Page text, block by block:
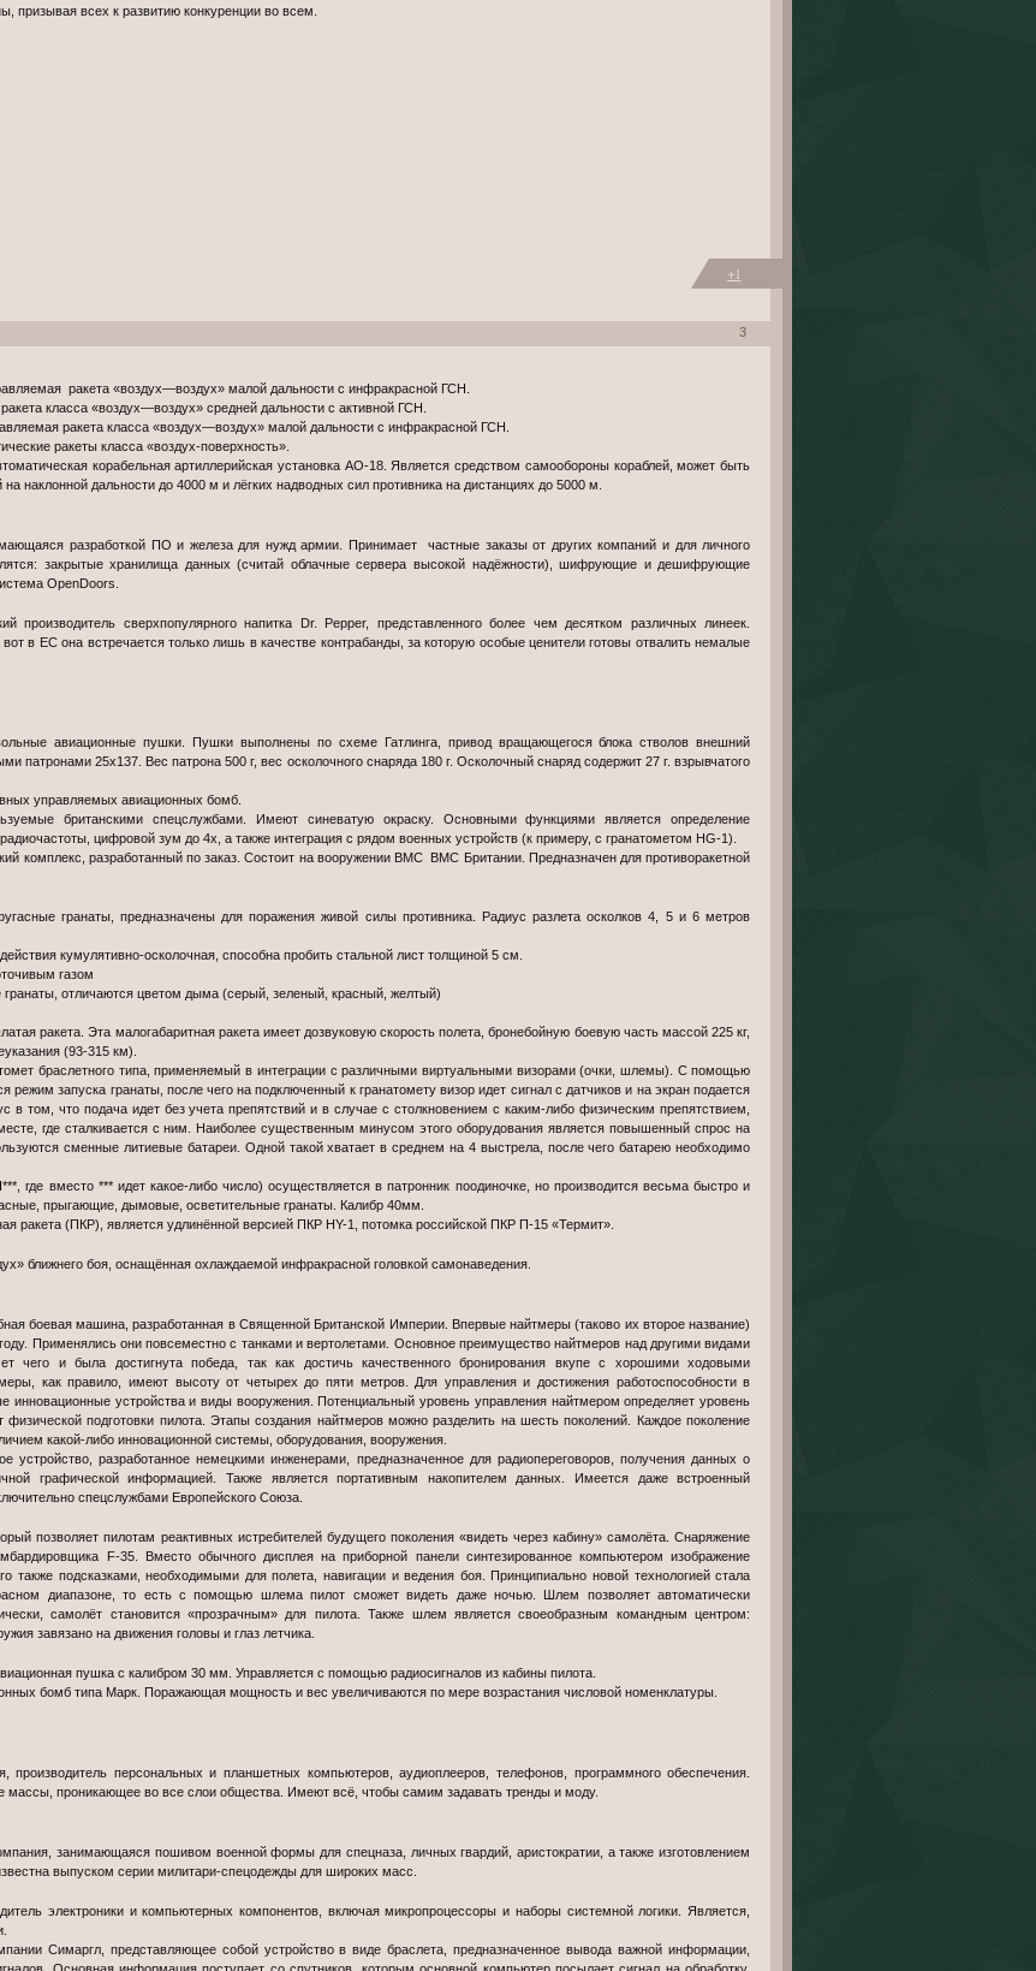
призывая всех к развитию конкуренции во всем.
+1
3
ракета «воздух—воздух» малой дальности с инфракрасной ГСН.
класса «воздух—воздух» средней дальности с активной ГСН.
ракета класса «воздух—воздух» малой дальности с инфракрасной ГСН.
ракеты класса «воздух-поверхность».
корабельная артиллерийская установка АО-18. Является средством самообороны кораблей, может быть
наклонной дальности до 4000 м и лёгких надводных сил противника на дистанциях до 5000 м.
разработкой ПО и железа для нужд армии. Принимает частные заказы от других компаний и для личного
закрытые хранилища данных (считай облачные сервера высокой надёжности), шифрующие и дешифрующие
OpenDoors.
производитель сверхпопулярного напитка Dr. Pepper, представленного более чем десятком различных линеек.
в ЕС она встречается только лишь в качестве контрабанды, за которую особые ценители готовы отвалить немалые
авиационные пушки. Пушки выполнены по схеме Гатлинга, привод вращающегося блока стволов внешний
патронами 25х137. Вес патрона 500 г, вес осколочного снаряда 180 г. Осколочный снаряд содержит 27 г. взрывчатого
управляемых авиационных бомб.
британскими спецслужбами. Имеют синеватую окраску. Основными функциями является определение
цифровой зум до 4х, а также интеграция с рядом военных устройств (к примеру, с гранатометом HG-1).
комплекс, разработанный по заказ. Состоит на вооружении ВМС ВМС Британии. Предназначен для противоракетной
гранаты, предназначены для поражения живой силы противника. Радиус разлета осколков 4, 5 и 6 метров
кумулятивно-осколочная, способна пробить стальной лист толщиной 5 см.
газом
отличаются цветом дыма (серый, зеленый, красный, желтый)
ракета. Эта малогабаритная ракета имеет дозвуковую скорость полета, бронебойную боевую часть массой 225 кг,
(93-315 км).
браслетного типа, применяемый в интеграции с различными виртуальными визорами (очки, шлемы). С помощью
режим запуска гранаты, после чего на подключенный к гранатомету визор идет сигнал с датчиков и на экран подается
в том, что подача идет без учета препятствий и в случае с столкновением с каким-либо физическим препятствием,
где сталкивается с ним. Наиболее существенным минусом этого оборудования является повышенный спрос на
сменные литиевые батареи. Одной такой хватает в среднем на 4 выстрела, после чего батарею необходимо
где вместо *** идет какое-либо число) осуществляется в патронник поодиночке, но производится весьма быстро и
прыгающие, дымовые, осветительные гранаты. Калибр 40мм.
ракета (ПКР), является удлинённой версией ПКР HY-1, потомка российской ПКР П-15 «Термит».
ближнего боя, оснащённая охлаждаемой инфракрасной головкой самонаведения.
боевая машина, разработанная в Священной Британской Империи. Впервые найтмеры (таково их второе название)
Применялись они повсеместно с танками и вертолетами. Основное преимущество найтмеров над другими видами
чего и была достигнута победа, так как достичь качественного бронирования вкупе с хорошими ходовыми
как правило, имеют высоту от четырех до пяти метров. Для управления и достижения работоспособности в
инновационные устройства и виды вооружения. Потенциальный уровень управления найтмером определяет уровень
подготовки пилота. Этапы создания найтмеров можно разделить на шесть поколений. Каждое поколение
какой-либо инновационной системы, оборудования, вооружения.
устройство, разработанное немецкими инженерами, предназначенное для радиопереговоров, получения данных о
графической информацией. Также является портативным накопителем данных. Имеется даже встроенный
спецслужбами Европейского Союза.
позволяет пилотам реактивных истребителей будущего поколения «видеть через кабину» самолёта. Снаряжение
F-35. Вместо обычного дисплея на приборной панели синтезированное компьютером изображение
также подсказками, необходимыми для полета, навигации и ведения боя. Принципиально новой технологией стала
диапазоне, то есть с помощью шлема пилот сможет видеть даже ночью. Шлем позволяет автоматически
самолёт становится «прозрачным» для пилота. Также шлем является своеобразным командным центром:
завязано на движения головы и глаз летчика.
пушка с калибром 30 мм. Управляется с помощью радиосигналов из кабины пилота.
бомб типа Марк. Поражающая мощность и вес увеличиваются по мере возрастания числовой номенклатуры.
производитель персональных и планшетных компьютеров, аудиоплееров, телефонов, программного обеспечения.
массы, проникающее во все слои общества. Имеют всё, чтобы самим задавать тренды и моду.
занимающаяся пошивом военной формы для спецназа, личных гвардий, аристократии, а также изготовлением
выпуском серии милитари-спецодежды для широких масс.
электроники и компьютерных компонентов, включая микропроцессоры и наборы системной логики. Является,
Симаргл, представляющее собой устройство в виде браслета, предназначенное вывода важной информации,